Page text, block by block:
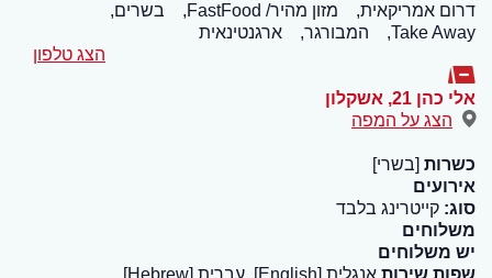
דרום אמריקאית, מזון מהיר/ FastFood,
בשרים,
Take Away,
המבורגר,
ארגנטינאית
הצג טלפון
אלי כהן 21 , אשקלון
הצג על המפה
כשרות [בשרי]
אירועים
סוג: קייטרינג בלבד
משלוחים
יש משלוחים
שפות שירות אנגלית [English], עברית [Hebrew]